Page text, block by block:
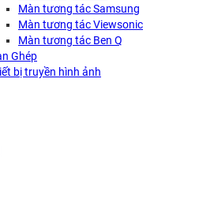
Màn tương tác Samsung
Màn tương tác Viewsonic
Màn tương tác Ben Q
Ghép
bị truyền hình ảnh